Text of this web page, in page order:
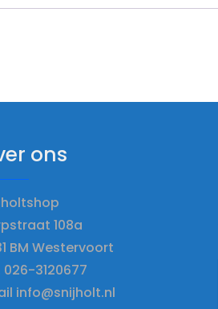
ons
108a
BM Westervoort
026-3120677
info@snijholt.nl